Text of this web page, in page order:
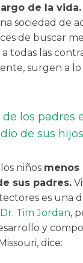
de la vida.
sociedad de
de buscar
todas las
surgen a
los padres
de sus hijos
niños menos
sus padres.
es una
Dr. Tim Jordan,
y
dice: